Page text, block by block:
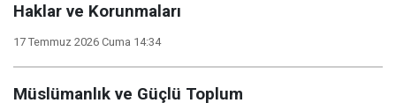
Haklar ve Korunmaları
17 Temmuz 2026 Cuma 14:34
Müslümanlık ve Güçlü Toplum